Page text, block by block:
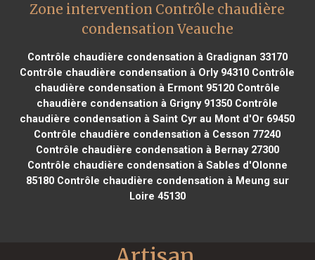
Zone intervention Contrôle chaudière
condensation Veauche
Contrôle chaudière condensation à Gradignan 33170
Contrôle chaudière condensation à Orly 94310 Contrôle
chaudière condensation à Ermont 95120 Contrôle
chaudière condensation à Grigny 91350 Contrôle
chaudière condensation à Saint Cyr au Mont d'Or 69450
Contrôle chaudière condensation à Cesson 77240
Contrôle chaudière condensation à Bernay 27300
Contrôle chaudière condensation à Sables d'Olonne
85180Contrôle chaudière condensation à Meung sur
Loire 45130